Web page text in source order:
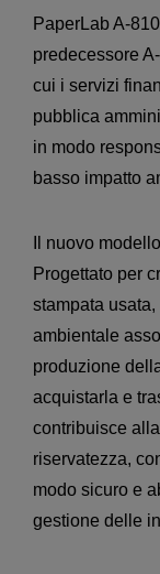
PaperLab A-
predecessore
cui i servizi
pubblica
in modo
basso impatto
Il nuovo
Progettato per
stampata
ambientale
produzione
acquistarla e
contribuisce
riservatezza,
modo sicuro e
gestione delle